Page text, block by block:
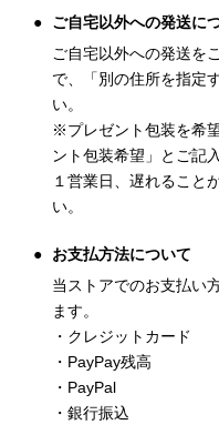
ご自宅以外への発送に
ご自宅以外への発送を
で、「別の住所を指定
い。
※プレゼント包装を希
ント包装希望」とご記
１営業日、遅れること
い。
お支払方法について
当ストアでのお支払い
ます。
・クレジットカード
・PayPay残高
・PayPal
・銀行振込